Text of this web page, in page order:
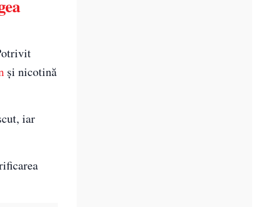
și nicotină
iar